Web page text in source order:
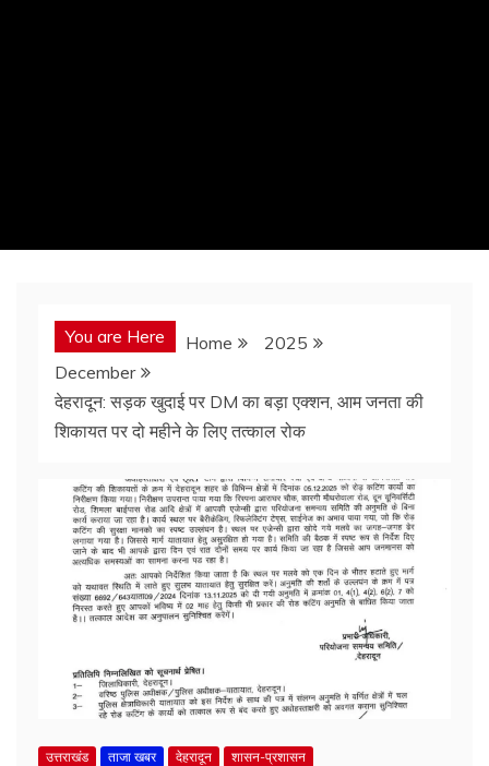
You are Here Home
2025
December
देहरादून: सड़क खुदाई पर DM का बड़ा एक्शन, आम जनता की
शिकायत पर दो महीने के लिए तत्काल रोक
उत्तराखंड ताजा खबर देहरादून शासन-प्रशासन